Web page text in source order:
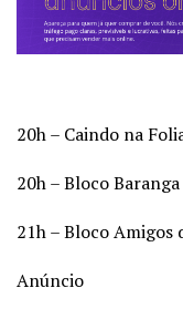
20h – Caindo na
20h – Bloco
21h – Bloco Amigos
Anúncio